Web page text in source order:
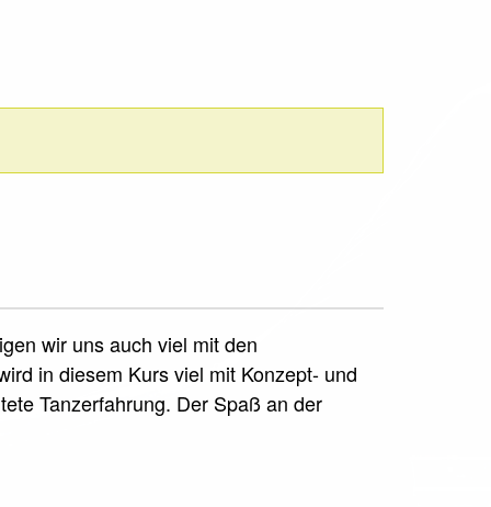
wir uns auch viel mit den
in diesem Kurs viel mit Konzept- und
Tanzerfahrung. Der Spaß an der